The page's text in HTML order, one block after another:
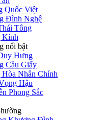
Quốc Việt
Đình Nghệ
Tông
Kính
nổi bật
Hưng
Cầu Giấy
Hòa Nhân Chính
Hậu
Phong Sắc